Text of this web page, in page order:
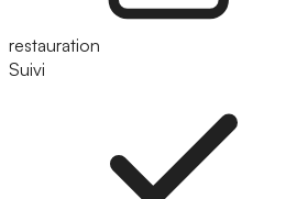
restauration
Suivi